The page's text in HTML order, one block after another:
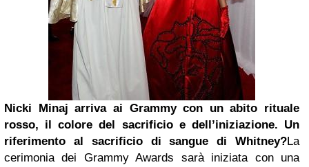
Nicki Minaj arriva ai Grammy con un abito rituale
rosso, il colore del sacrificio e dell’iniziazione. Un
riferimento al sacrificio di sangue di Whitney?La
cerimonia dei Grammy Awards sarà iniziata con una